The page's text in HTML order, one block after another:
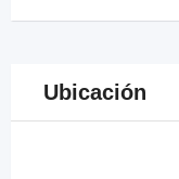
Ubicación